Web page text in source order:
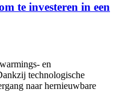
te investeren in een
en
technologische
naar hernieuwbare